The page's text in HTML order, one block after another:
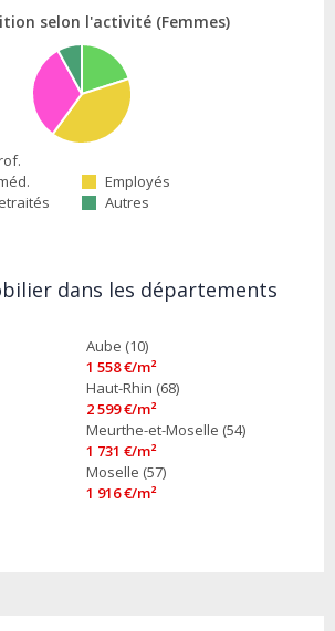
selon l'activité (Femmes)
Employés
Autres
dans les départements
Aube (10)
1 558 €/m²
Haut-Rhin (68)
2 599 €/m²
Meurthe-et-Moselle (54)
1 731 €/m²
Moselle (57)
1 916 €/m²